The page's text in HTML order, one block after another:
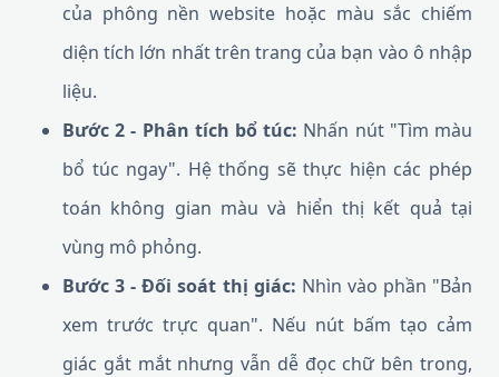
của phông nền website hoặc màu sắc chiếm
diện tích lớn nhất trên trang của bạn vào ô nhập
liệu.
Bước 2 - Phân tích bổ túc: Nhấn nút "Tìm màu
bổ túc ngay". Hệ thống sẽ thực hiện các phép
toán không gian màu và hiển thị kết quả tại
vùng mô phỏng.
Bước 3 - Đối soát thị giác: Nhìn vào phần "Bản
xem trước trực quan". Nếu nút bấm tạo cảm
giác gắt mắt nhưng vẫn dễ đọc chữ bên trong,